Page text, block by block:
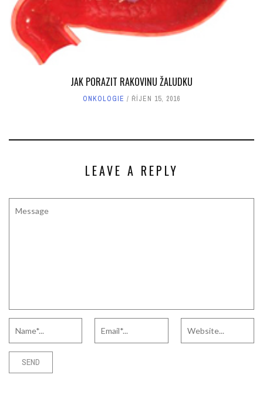
JAK PORAZIT RAKOVINU ŽALUDKU
ONKOLOGIE ŘÍJEN 15, 2016
LEAVE A REPLY